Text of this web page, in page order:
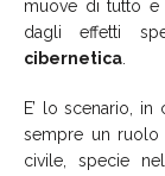
muove di tutto e
dagli effetti
cibernetica.
E’ lo scenario, in
sempre un ruolo
civile, specie